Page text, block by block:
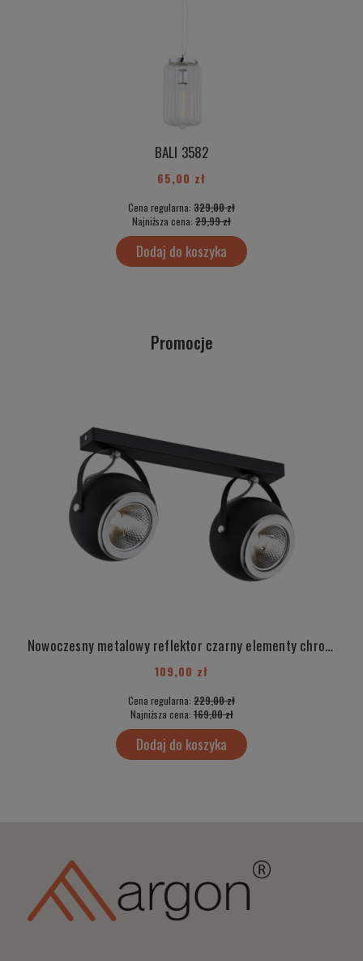
BALI 3582
65,00 zł
Cena regularna: 329,00 zł
Najniższa cena: 29,99 zł
Dodaj do koszyka
Promocje
Nowoczesny metalowy reflektor czarny elementy chrom regulowany podwójny G9 BAKAR 644
109,00 zł
Cena regularna: 229,00 zł
Najniższa cena:169,00 zł
Dodaj do koszyka